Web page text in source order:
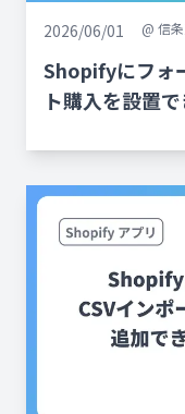
2026/06/01 @ 信
Shopifyにフォ
ト購入を設置